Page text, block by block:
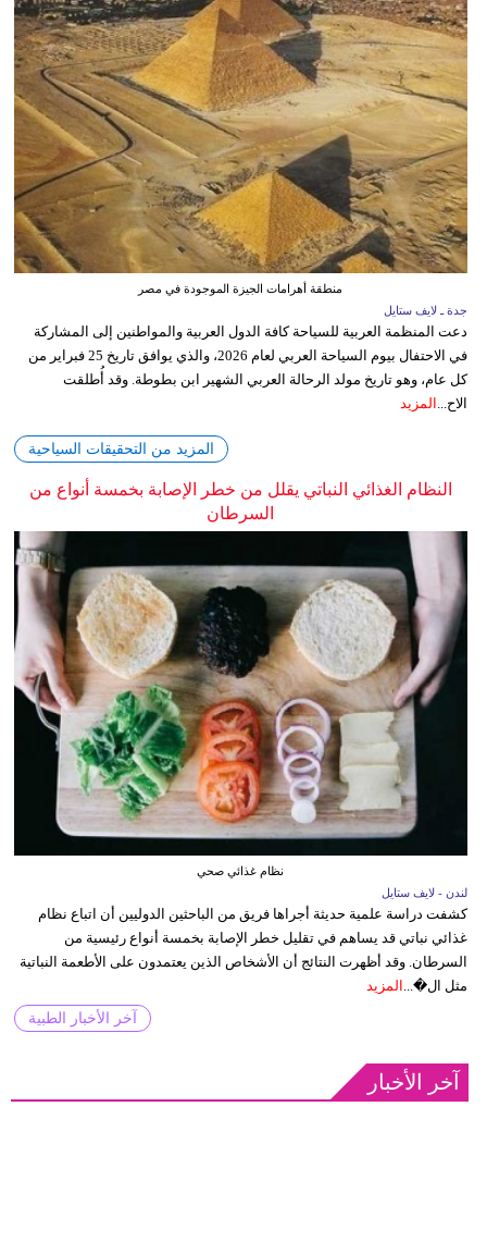
منطقة أهرامات الجيزة الموجودة في مصر
جدة ـ لايف ستايل
دعت المنظمة العربية للسياحة كافة الدول العربية والمواطنين إلى المشاركة
في الاحتفال بيوم السياحة العربي لعام 2026، والذي يوافق تاريخ 25 فبراير من
كل عام، وهو تاريخ مولد الرحالة العربي الشهير ابن بطوطة. وقد أُطلقت
الاح... المزيد
المزيد من التحقيقات السياحية
النظام الغذائي النباتي يقلل من خطر الإصابة بخمسة أنواع من
السرطان
نظام غذائي صحي
لندن - لايف ستايل
كشفت دراسة علمية حديثة أجراها فريق من الباحثين الدوليين أن اتباع نظام
غذائي نباتي قد يساهم في تقليل خطر الإصابة بخمسة أنواع رئيسية من
السرطان. وقد أظهرت النتائج أن الأشخاص الذين يعتمدون على الأطعمة النباتية
مثل ال�...
المزيد
آخر الأخبار الطبية
آخر الأخبار